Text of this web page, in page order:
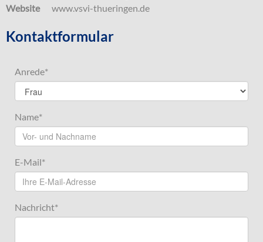
Website
www.vsvi-thueringen.de
Kontaktformular
Anrede*
Name*
E-Mail*
Nachricht*